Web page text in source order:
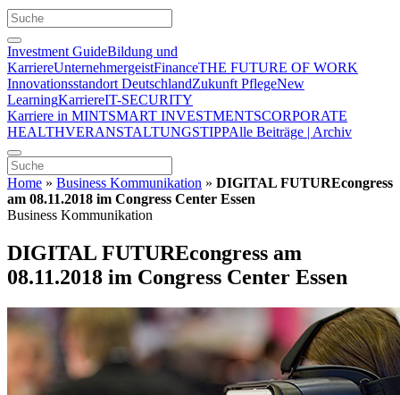
Investment GuideBildung und
KarriereUnternehmergeistFinanceTHE FUTURE OF WORK
Innovationsstandort DeutschlandZukunft PflegeNew
LearningKarriereIT-SECURITY
Karriere in MINTSMART INVESTMENTSCORPORATE
HEALTHVERANSTALTUNGSTIPPAlle Beiträge | Archiv
Home » Business Kommunikation » DIGITAL FUTUREcongress
am 08.11.2018 im Congress Center Essen
Business Kommunikation
DIGITAL FUTUREcongress am
08.11.2018 im Congress Center Essen